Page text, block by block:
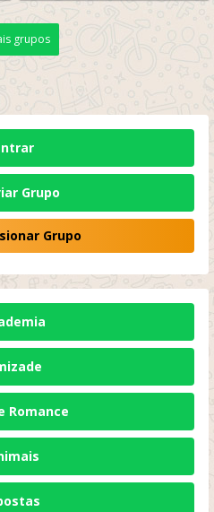
grupos
Grupo
Grupo
Romance